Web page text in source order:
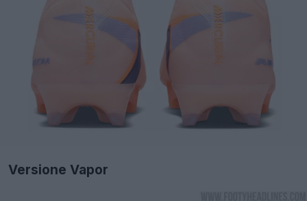
Versione Vapor